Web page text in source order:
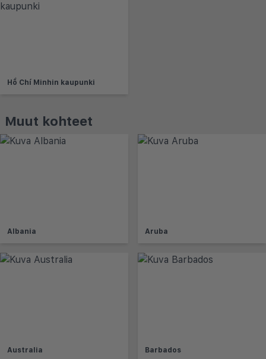
Hồ Chí Minhin kaupunki
Muut kohteet
Albania Aruba
Australia Barbados